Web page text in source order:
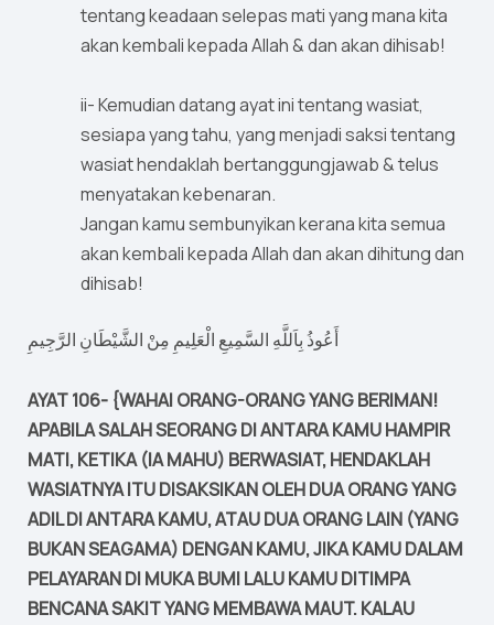
tentang keadaan selepas mati yang mana kita
akan kembali kepada Allah & dan akan dihisab!
ii- Kemudian datang ayat ini tentang wasiat,
sesiapa yang tahu, yang menjadi saksi tentang
wasiat hendaklah bertanggungjawab & telus
menyatakan kebenaran.
Jangan kamu sembunyikan kerana kita semua
akan kembali kepada Allah dan akan dihitung dan
dihisab!
AYAT 106- {WAHAI ORANG-ORANG YANG BERIMAN!
APABILA SALAH SEORANG DI ANTARA KAMU HAMPIR
MATI, KETIKA (IA MAHU) BERWASIAT, HENDAKLAH
WASIATNYA ITU DISAKSIKAN OLEH DUA ORANG YANG
ADIL DI ANTARA KAMU, ATAU DUA ORANG LAIN (YANG
BUKAN SEAGAMA) DENGAN KAMU, JIKA KAMU DALAM
PELAYARAN DI MUKA BUMI LALU KAMU DITIMPA
BENCANA SAKIT YANG MEMBAWA MAUT. KALAU